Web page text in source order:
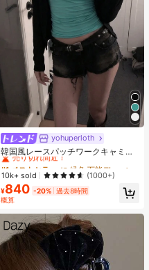
yohuperloth
韓国風レースパッチワークキャミソ
ールタンクトップ、Y2Kエステティ
ック、ストリートウェアカジュアル
サマー
#1 ベストセラー
売り切れ間近！
#1 ベストセラー
売り切れ間近！
#1 ベストセラー
売り切れ間近！
#1 ベストセラー
売り切れ間近！
10k+ sold (1000+)
¥840 -20% 過去8時間
概算